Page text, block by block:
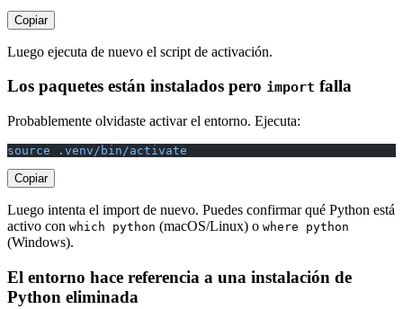
Copiar
Luego ejecuta de nuevo el script de activación.
Los paquetes están instalados pero import falla
Probablemente olvidaste activar el entorno. Ejecuta:
source .venv/bin/activate
Copiar
Luego intenta el import de nuevo. Puedes confirmar qué Python está
activo con which python (macOS/Linux) o where python
(Windows).
El entorno hace referencia a una instalación de
Python eliminada